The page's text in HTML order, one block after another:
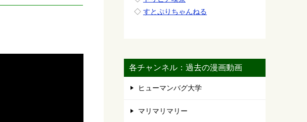
◇ すとぷりちゃんねる
各チャンネル：過去の漫画動画
ヒューマンバグ大学
マリマリマリー